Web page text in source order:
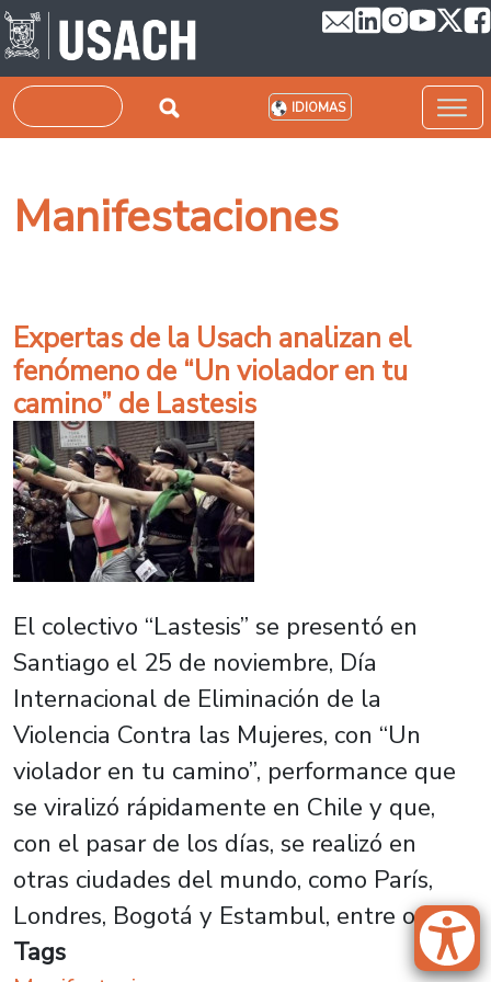
Pasar al contenido principal
Buscar IDIOMAS
Manifestaciones
Expertas de la Usach analizan el
fenómeno de “Un violador en tu
camino” de Lastesis
El colectivo “Lastesis” se presentó en
Santiago el 25 de noviembre, Día
Internacional de Eliminación de la
Violencia Contra las Mujeres, con “Un
violador en tu camino”, performance que
se viralizó rápidamente en Chile y que,
con el pasar de los días, se realizó en
otras ciudades del mundo, como París,
Londres, Bogotá y Estambul, entre otras.
Tags